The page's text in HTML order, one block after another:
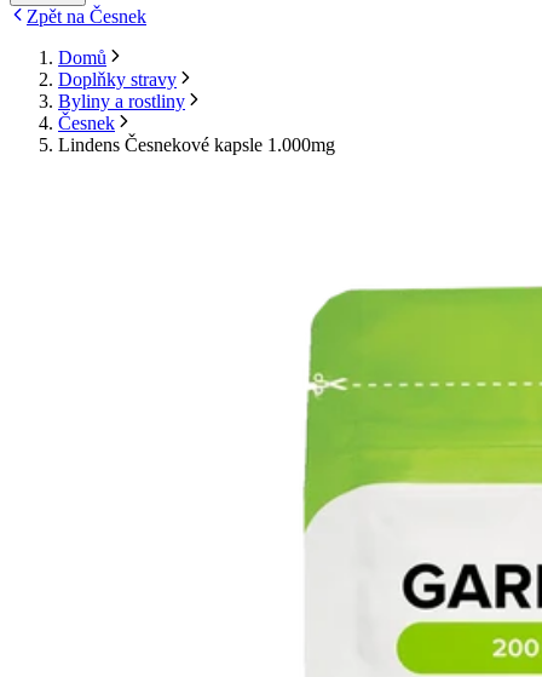
Zpět na Česnek
Domů
Doplňky stravy
Byliny a rostliny
Česnek
Lindens Česnekové kapsle 1.000mg